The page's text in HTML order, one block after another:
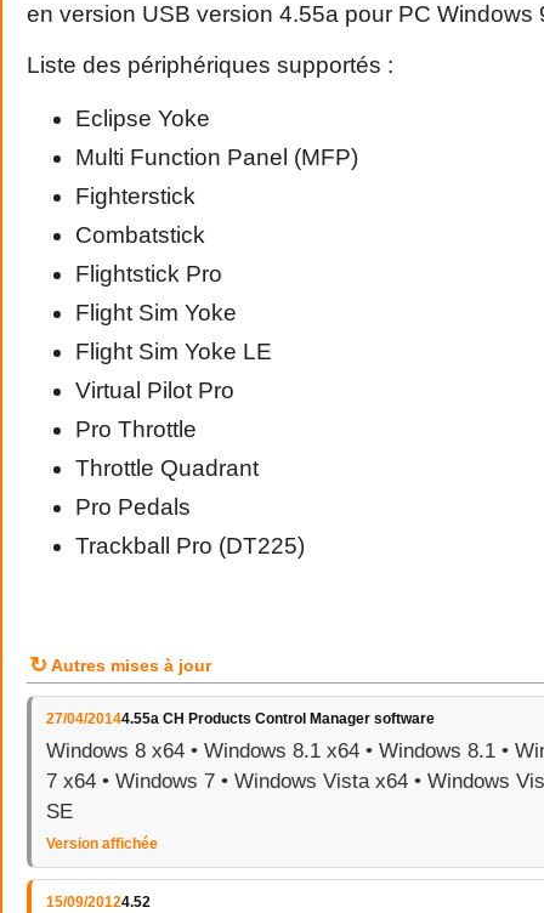
en version USB version 4.55a pour PC Windows
Liste des périphériques supportés :
Eclipse Yoke
Multi Function Panel (MFP)
Fighterstick
Combatstick
Flightstick Pro
Flight Sim Yoke
Flight Sim Yoke LE
Virtual Pilot Pro
Pro Throttle
Throttle Quadrant
Pro Pedals
Trackball Pro (DT225)
↻ Autres mises à jour
27/04/20144.55a CH Products Control Manager software
Windows 8 x64 • Windows 8.1 x64 • Windows 8.1 •
7 x64 • Windows 7 • Windows Vista x64 • Windows
SE
Version affichée
15/09/20124.52